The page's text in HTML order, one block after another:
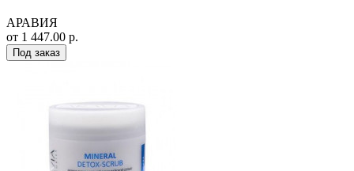
АРАВИЯ
от 1 447.00 р.
Под заказ